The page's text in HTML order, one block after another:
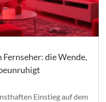
die Wende,
Einstieg auf dem